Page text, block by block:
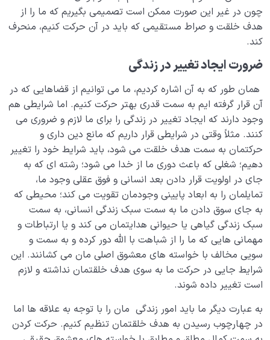
چون در غیر این صورت ممکن است تصمیمی بگیریم که ما را از
هدف خلقت و صراط مستقیمی که باید در آن حرکت کنیم، منحرف
کند.
ضرورت ایجاد تغییر در زندگی
همان طور که به آن اشاره کردیم، ما می توانیم از قضاهایی که در
آن قرار گرفته ایم به سمت قدری بهتر حرکت کنیم. اما شرایطی هم
وجود دارند که ایجاد تغییر در زندگی را برای ما لازم و ضروری می
کنند. مثلاً وقتی در شرایطی قرار داریم که مانع دین داری و
حرکتمان به سمت هدف خلقت می شود، باید شرایط خود را تغییر
دهیم؛ شغلی که باعث دوری ما از خدا می شود؛ رشته ای که به
جای در اولویت قرار دادن بعد انسانی و فوق عقلی وجود ما،
تمایلمان را به ابعاد پایینی وجودمان تقویت می کند؛ محیطی که
به جای سوق دادن ما به سمت سبک زندگی انسانی، به سمت
سبک زندگی گیاهی یا حیوانی هدایتمان می کند و یا ارتباطات و
مهمانی هایی که ما را از شباهت با الله دور کرده و به سمت و
سویی مخالف با خواسته های معشوق اصلی مان می کشانند. این
شرایط جایی در حرکت ما به سوی هدف خلقتمان نداشته و لازم
است تغییر داده شوند.
به عبارت دیگر ما باید امور زندگی مان را با توجه به علاقه ها اما
در چهارچوب رسیدن به هدف خلقتمان تنظیم کنیم. حرکت کردن